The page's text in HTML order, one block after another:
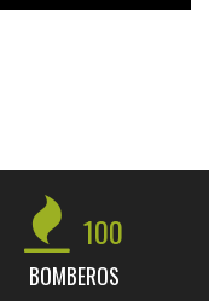
100
BOMBEROS